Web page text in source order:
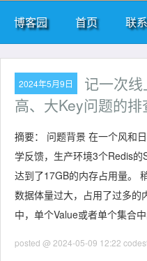
博客园 首页 联系
2024年5月9日
记一次
高、大Key问题的排
摘要： 问题背景 在一个风和
学反馈，生产环境3个Redis的
达到了17GB的内存占用量。
数据体量过大，占用了过多的
中，单个Value或者单个集合
posted @ 2024-05-09 12:22